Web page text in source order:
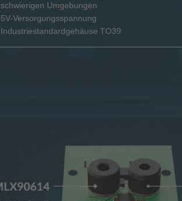
schwierigen Umgebungen
5V-Versorgungsspannung
Industriestandardgehäuse TO39